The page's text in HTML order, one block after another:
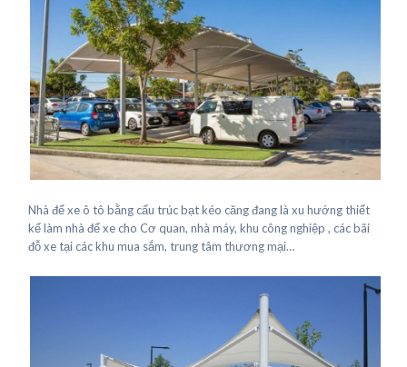
Nhà để xe ô tô bằng cấu trúc bạt kéo căng đang là xu hướng thiết
kế làm nhà để xe cho Cơ quan, nhà máy, khu công nghiệp , các bãi
đỗ xe tại các khu mua sắm, trung tâm thương mại…